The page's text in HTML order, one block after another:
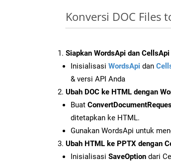
Konversi DOC Files
Siapkan WordsApi dan CellsApi
Inisialisasi WordsApi dan
& versi API Anda
Ubah DOC ke HTML dengan
Buat
ditetapkan ke HTML.
Gunakan WordsApi untuk
Ubah HTML ke PPTX dengan
Inisialisasi SaveOption dari